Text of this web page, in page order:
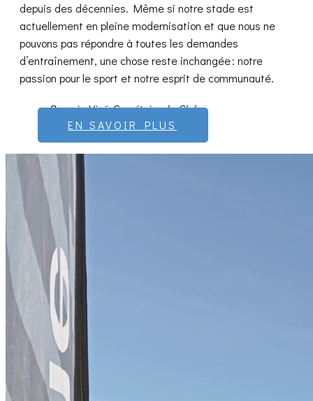
depuis des décennies. Même si notre stade est
actuellement en pleine modernisation et que nous ne
pouvons pas répondre à toutes les demandes
d’entraînement, une chose reste inchangée : notre
passion pour le sport et notre esprit de communauté.
- Romain Visé, Secrétaire du Club
EN SAVOIR PLUS